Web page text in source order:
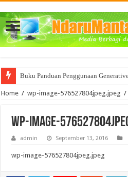
Buku Panduan Penggunaan
Home / wp-image-576527804jpeg.jpeg /
wp-image-
admin September 13, 2016
wp-image-576527804jpeg.jpeg